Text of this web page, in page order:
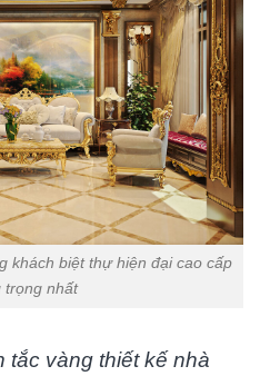
khách biệt thự hiện đại cao cấp
trọng nhất
tắc vàng thiết kế nhà